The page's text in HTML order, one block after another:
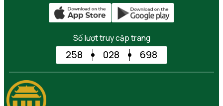
Số lượt truy cập trang
258 028 698